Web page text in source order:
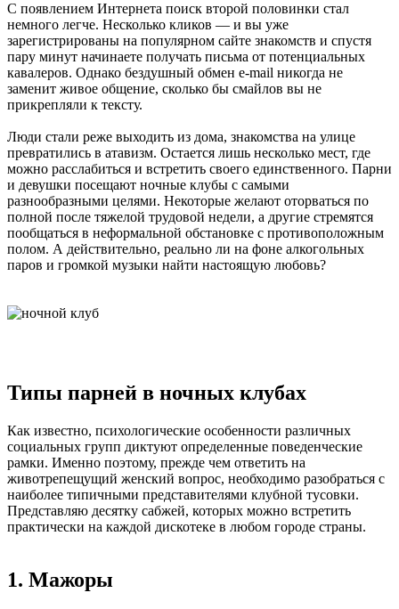
С появлением Интернета поиск второй половинки стал
немного легче. Несколько кликов — и вы уже
зарегистрированы на популярном сайте знакомств и спустя
пару минут начинаете получать письма от потенциальных
кавалеров. Однако бездушный обмен e-mail никогда не
заменит живое общение, сколько бы смайлов вы не
прикрепляли к тексту.
Люди стали реже выходить из дома, знакомства на улице
превратились в атавизм. Остается лишь несколько мест, где
можно расслабиться и встретить своего единственного. Парни
и девушки посещают ночные клубы с самыми
разнообразными целями. Некоторые желают оторваться по
полной после тяжелой трудовой недели, а другие стремятся
пообщаться в неформальной обстановке с противоположным
полом. А действительно, реально ли на фоне алкогольных
паров и громкой музыки найти настоящую любовь?
Типы парней в ночных клубах
Как известно, психологические особенности различных
социальных групп диктуют определенные поведенческие
рамки. Именно поэтому, прежде чем ответить на
животрепещущий женский вопрос, необходимо разобраться с
наиболее типичными представителями клубной тусовки.
Представляю десятку сабжей, которых можно встретить
практически на каждой дискотеке в любом городе страны.
1. Мажоры